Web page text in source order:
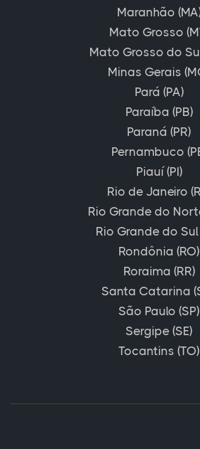
Maranhão
Mato Grosso
Mato Grosso do
Minas Gerais
Pará (PA)
Paraíba (PB)
Paraná (PR)
Pernambuco
Piauí (PI)
Rio de Janeiro
Rio Grande do
Rio Grande do Sul
Rondônia (RO)
Roraima (RR)
Santa Catarina
São Paulo (SP)
Sergipe (SE)
Tocantins (TO)